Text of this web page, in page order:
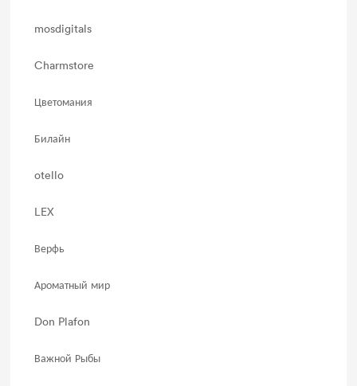
mosdigitals
Charmstore
Цветомания
Билайн
otello
LEX
Верфь
Ароматный мир
Don Plafon
Важной Рыбы